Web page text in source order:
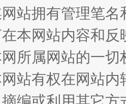
身衣” 如何以
站拥有管理笔
在本网站内容和
所属网站的一
站有权在网站